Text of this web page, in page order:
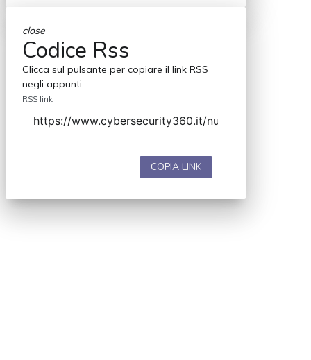
close
Codice Rss
Clicca sul pulsante per copiare il link RSS
negli appunti.
RSS link
COPIA LINK